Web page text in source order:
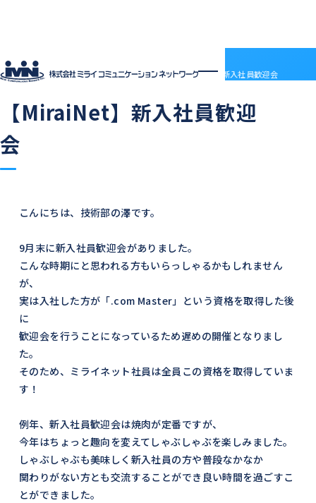
企業情報
企業情報トップ
会社概要
電子決済等代行業について
沿革
サービス
サービストップ
MRS
ドメインセンター
BSN(ミライ・ビジネスサポートネットワーク)
七宗町光インターネットサービス
受発注管理アプリ「惣菜EX」
国際標準デジタルインボイス対応「PeppoLink」
採用情報
ENTRY
お知らせ
プロバイダー・レンタルサーバー代理店
契約約款
他社商標について
社員ブログ
HOME 社員ブログ 【MiraiNet】新入社員歓迎会
【MiraiNet】新入社員歓迎
会
こんにちは、技術部の澤です。
9月末に新入社員歓迎会がありました。
こんな時期にと思われる方もいらっしゃるかもしれません
が、
実は入社した方が「.com Master」という資格を取得した後
に
歓迎会を行うことになっているため遅めの開催となりまし
た。
そのため、ミライネット社員は全員この資格を取得していま
す！
例年、新入社員歓迎会は焼肉が定番ですが、
今年はちょっと趣向を変えてしゃぶしゃぶを楽しみました。
しゃぶしゃぶも美味しく新入社員の方や普段なかなか
関わりがない方とも交流することができ良い時間を過ごすこ
とができました。